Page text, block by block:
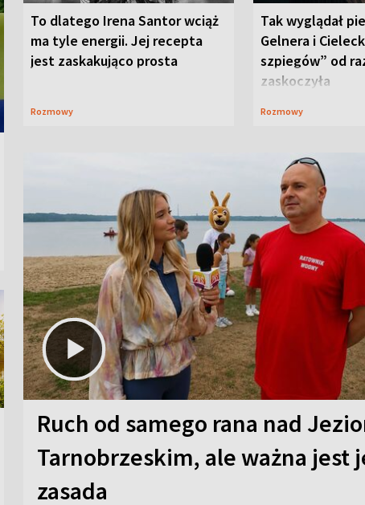
To dlatego Irena Santor wciąż
ma tyle energii. Jej recepta
jest zaskakująco prosta
Rozmowy
Tak wyglądał
Gelnera i
szpiegów” od
zaskoczyła
Rozmowy
Ruch od samego rana nad
Tarnobrzeskim, ale ważna jest
zasada